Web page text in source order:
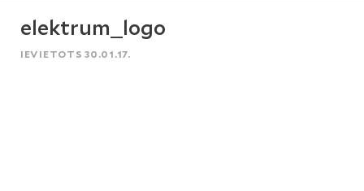
elektrum_logo
IEVIETOTS 30.01.17.